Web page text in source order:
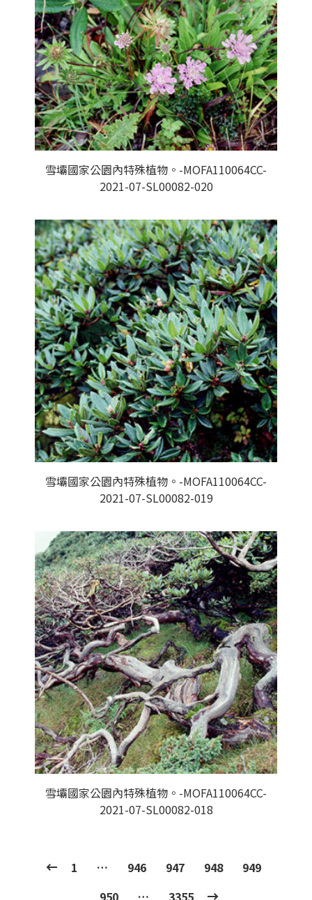
雪壩國家公園內特殊植物。-MOFA110064CC-
2021-07-SL00082-020
雪壩國家公園內特殊植物。-MOFA110064CC-
2021-07-SL00082-019
雪壩國家公園內特殊植物。-MOFA110064CC-
2021-07-SL00082-018
1 … 946 947 948
949
950
… 3355